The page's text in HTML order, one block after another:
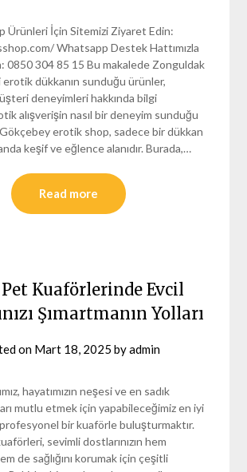
Ürünleri İçin Sitemizi Ziyaret Edin:
Whatsapp Destek Hattımızla
0850 304 85 15 Bu makalede Zonguldak
erotik dükkanın sunduğu ürünler,
deneyimleri hakkında bilgi
alışverişin nasıl bir deneyim sunduğu
Gökçebey erotik shop, sadece bir dükkan
keşif ve eğlence alanıdır. Burada,…
Read more
Kuaförlerinde Evcil
Şımartmanın Yolları
on Mart 18, 2025 byadmin
hayatımızın neşesi ve en sadık
mutlu etmek için yapabileceğimiz en iyi
bir kuaförle buluşturmaktır.
sevimli dostlarınızın hem
de sağlığını korumak için çeşitli